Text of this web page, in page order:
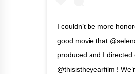
I couldn’t be more
good movie that
produced and I directed
@thisistheyearfilm !